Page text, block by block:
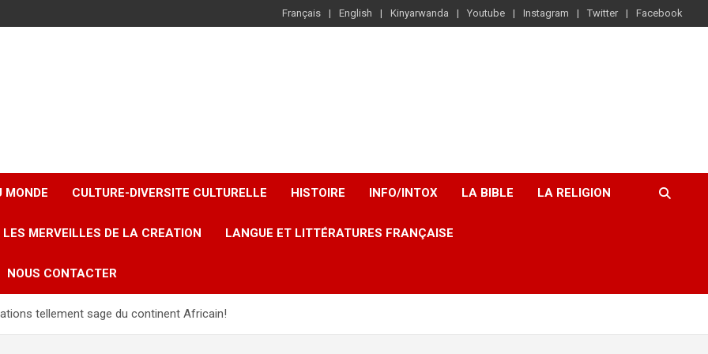
Français English Kinyarwanda Youtube Instagram Twitter Facebook
MONDE CULTURE-DIVERSITE CULTURELLE HISTOIRE INFO/INTOX LA BIBLE LA RELIGION
LES MERVEILLES DE LA CREATION LANGUE ET LITTÉRATURES FRANÇAISE
NOUS CONTACTER
tellement sage du continent Africain!